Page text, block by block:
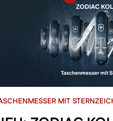
PRODUKTE IM SHOP
Unsere Bestseller
MIT